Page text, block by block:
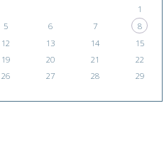
1
5 6 7
8
12 13 14
15
19 20 21
22
26 27 28
29